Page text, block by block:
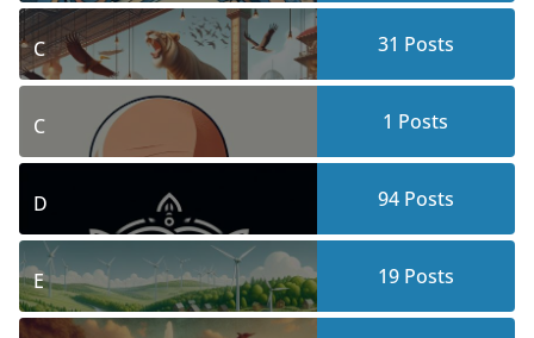
C 31 Posts
C 1 Posts
D 94Posts
E 19Posts